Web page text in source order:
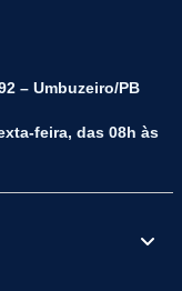
– Umbuzeiro/PB
feira, das 08h às